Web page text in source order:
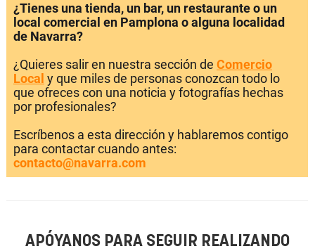
¿Tienes una tienda, un bar, un restaurante o un
local comercial en Pamplona o alguna localidad
de Navarra?
¿Quieres salir en nuestra sección de Comercio
Local y que miles de personas conozcan todo lo
que ofreces con una noticia y fotografías hechas
por profesionales?
Escríbenos a esta dirección y hablaremos contigo
para contactar cuando antes:
contacto@navarra.com
APÓYANOS PARA SEGUIR REALIZANDO